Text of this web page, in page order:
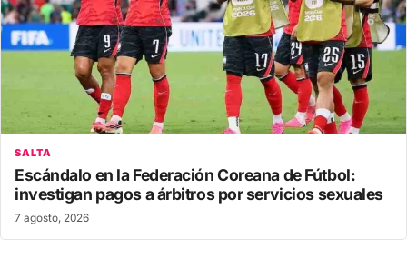
SALTA
Escándalo en la Federación Coreana de Fútbol:
investigan pagos a árbitros por servicios sexuales
7 agosto, 2026